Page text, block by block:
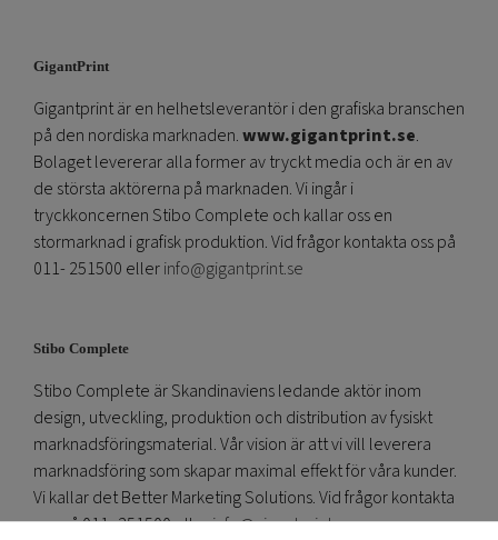
GigantPrint
Gigantprint är en helhetsleverantör i den grafiska branschen
på den nordiska marknaden.www.gigantprint.se.
Bolaget levererar alla former av tryckt media och är en av
de största aktörerna på marknaden. Vi ingår i
tryckkoncernen Stibo Complete och kallar oss en
stormarknad i grafisk produktion. Vid frågor kontakta oss på
011- 251500 ellerinfo@gigantprint.se
Stibo Complete
Stibo Complete är Skandinaviens ledande aktör inom
design, utveckling, produktion och distribution av fysiskt
marknadsföringsmaterial. Vår vision är att vi vill leverera
marknadsföring som skapar maximal effekt för våra kunder.
Vi kallar det Better Marketing Solutions. Vid frågor kontakta
oss på 011- 251500 ellerinfo@gigantprint.se